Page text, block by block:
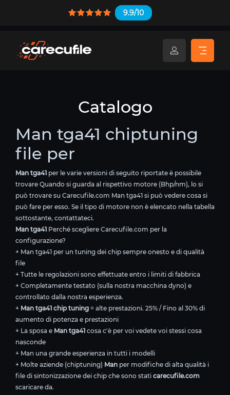
9.9/10
Catalogo
Man tga41 chiptuning
file per
Man tga41 per le varie versioni di seguito riportate è possibile
trovare Quando si guarda al rispettivo motore (Bhp/nm), lo si
può trovare su Carecufile.com Man tga41 si può vedere cosa si
può fare per esso. Se il tipo di motore non è elencato nella tabella
sottostante, contattateci.
Man tga41 Perché scegliere Carecufile.com per la
configurazione?
+ Man tga41 per un tuning dei chip sempre onesto e di qualità
file
+ Tutte le regolazioni sono effettuate entro i limiti di fabbrica
+ Completamente testato (sulla nostra macchina dyno) e
controllato dalla nostra esperienza.
+ Man tga41 chip tuning = alte prestazioni. 25% / Fino al 30% di
aumento di potenza e prestazioni
+ La sposa e Man tga41 cosa c'è per voi vedete voi stessi cosa
nasconde
+ Man una grande esperienza in tutti i modelli
+ Molte aziende (chiptuning) Man per modifiche di alta qualità i
file di sintonizzazione dei chip che sono stati carecufile.com
scaricare da.